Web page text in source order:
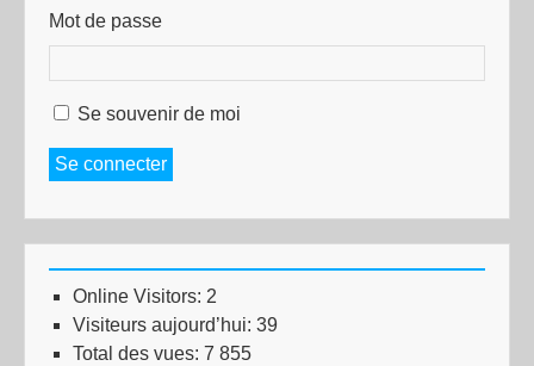
Mot de passe
Se souvenir de moi
Se connecter
Online Visitors: 2
Visiteurs aujourd’hui: 39
Total des vues: 7 855